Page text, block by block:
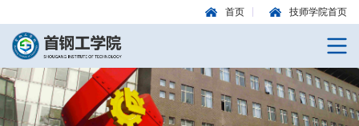
首页 技师学院首页